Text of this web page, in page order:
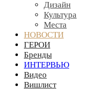
Дизайн
Культура
Места
НОВОСТИ
ГЕРОИ
Бренды
ИНТЕРВЬЮ
Видео
Вишлист